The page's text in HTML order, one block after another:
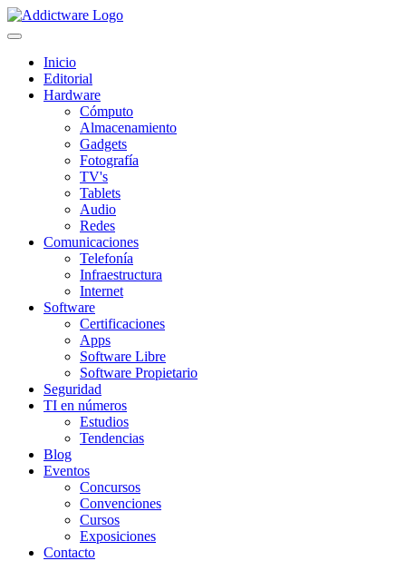
Inicio
Editorial
Hardware
Cómputo
Almacenamiento
Gadgets
Fotografía
TV's
Tablets
Audio
Redes
Comunicaciones
Telefonía
Infraestructura
Internet
Software
Certificaciones
Apps
Software Libre
Software Propietario
Seguridad
TI en números
Estudios
Tendencias
Blog
Eventos
Concursos
Convenciones
Cursos
Exposiciones
Contacto